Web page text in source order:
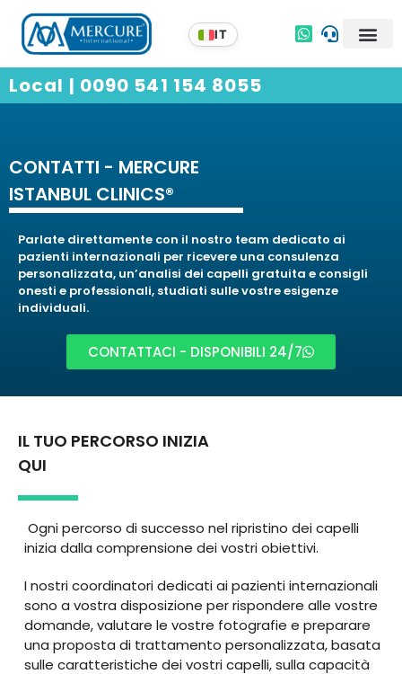
Local | 0090 541 154 8055
CONTATTI - MERCURE
ISTANBUL CLINICS®
Parlate direttamente con il nostro team dedicato ai
pazienti internazionali per ricevere una consulenza
personalizzata, un’analisi dei capelli gratuita e consigli
onesti e professionali, studiati sulle vostre esigenze
individuali.
CONTATTACI - DISPONIBILI 24/7
IL TUO PERCORSO INIZIA
QUI
Ogni percorso di successo nel ripristino dei capelli
inizia dalla comprensione dei vostri obiettivi.
I nostri coordinatori dedicati ai pazienti internazionali
sono a vostra disposizione per rispondere alle vostre
domande, valutare le vostre fotografie e preparare
una proposta di trattamento personalizzata, basata
sulle caratteristiche dei vostri capelli, sulla capacità